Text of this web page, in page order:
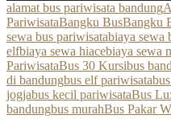
alamat bus pariwisata bandung
PariwisataBangku BusBangku
sewa bus pariwisatabiaya sewa
elfbiaya sewa hiacebiaya sewa
PariwisataBus 30 Kursibus
di bandungbus elf pariwisata
jogjabus kecil pariwisataBus
bandungbus murahBus Pakar